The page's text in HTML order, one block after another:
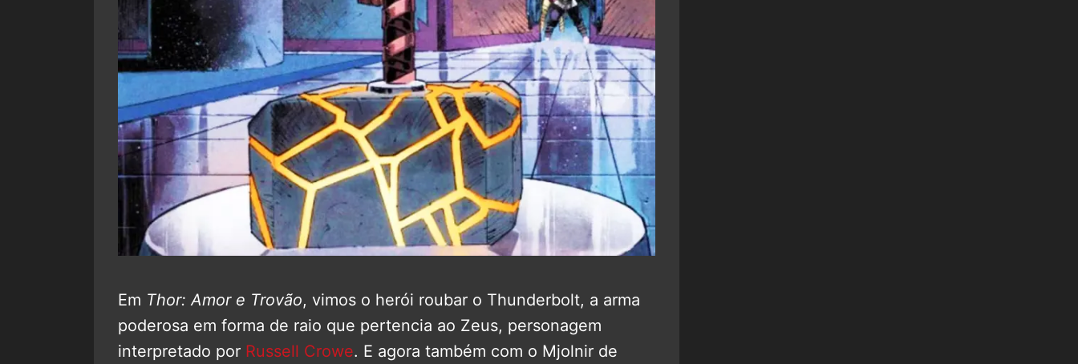
Em Thor: Amor e Trovão, vimos o herói roubar o Thunderbolt, a arma
poderosa em forma de raio que pertencia ao Zeus, personagem
interpretado por Russell Crowe. E agora também com o Mjolnir de